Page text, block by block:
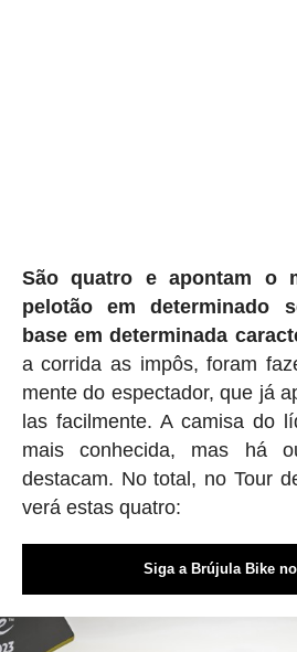
São quatro e apontam o
pelotão em determinado
base em determinada
a corrida as impôs, foram
mente do espectador, que já
las facilmente. A camisa do
mais conhecida, mas há
destacam. No total, no Tour
verá estas quatro:
Siga a Brújula Bike